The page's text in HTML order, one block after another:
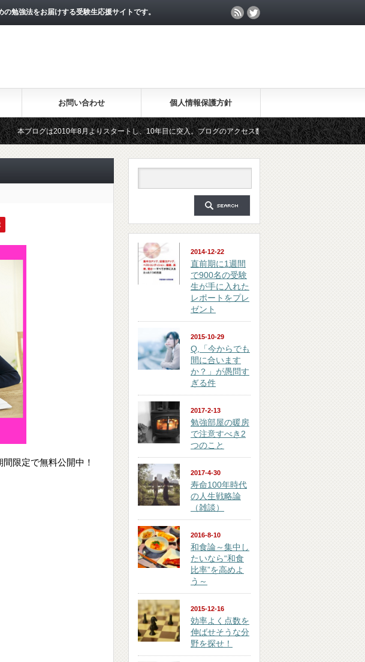
勉強法をお届けする受験生応援サイトです。
お問い合わせ 個人情報保護方針
2010年8月よりスタートし、10年目に突入。ブログのアクセス数が月間25万PV、公開記事数が2000記事を突
よりスタートした無料メールマガジン「勉強の集中力が10倍アップする秘訣」は、2018年6月に総読者数が4
限定で無料公開中！
2014-12-22
直前期に1週間
で900名の受験
生が手に入れた
レポートをプレ
ゼント
2015-10-29
Q,「今からでも
間に合います
か？」が愚問す
ぎる件
2017-2-13
勉強部屋の暖房
で注意すべき2
つのこと
2017-4-30
寿命100年時代
の人生戦略論
（雑談）
2016-8-10
和食論～集中し
たいなら“和食
比率”を高めよ
う～
2015-12-16
効率よく点数を
伸ばせそうな分
野を探せ！